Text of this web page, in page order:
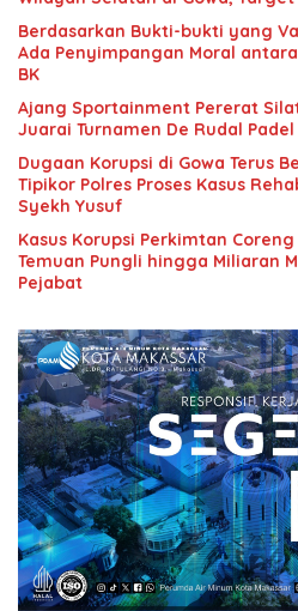
Berdasarkan Bukti-bukti yang
Ada Penyimpangan Moral
BK
Ajang Sportainment Pererat
Juarai Turnamen De Rudal
Dugaan Korupsi di Gowa Terus
Tipikor Polres Proses Kasus
Syekh Yusuf
Kasus Korupsi Perkimtan
Temuan Pungli hingga Miliaran
Pejabat